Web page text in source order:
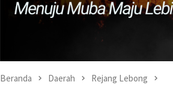
Beranda Daerah Rejang Lebong